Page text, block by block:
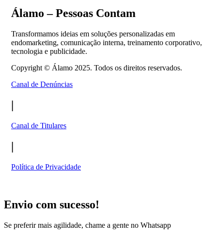
Álamo – Pessoas Contam
Transformamos ideias em soluções personalizadas em
endomarketing, comunicação interna, treinamento corporativo,
tecnologia e publicidade.
Copyright © Álamo 2025. Todos os direitos reservados.
Canal de Denúncias
|
Canal de Titulares
|
Política de Privacidade
Envio com sucesso!
Se preferir mais agilidade, chame a gente no Whatsapp